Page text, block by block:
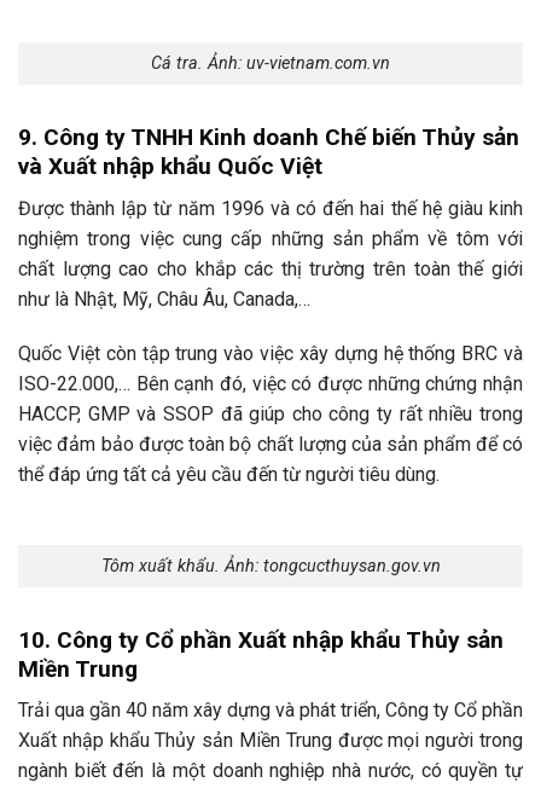
Cá tra. Ảnh: uv-vietnam.com.vn
9. Công ty TNHH Kinh doanh Chế biến Thủy sản
và Xuất nhập khẩu Quốc Việt
Được thành lập từ năm 1996 và có đến hai thế hệ giàu kinh
nghiệm trong việc cung cấp những sản phẩm về tôm với
chất lượng cao cho khắp các thị trường trên toàn thế giới
như là Nhật, Mỹ, Châu Âu, Canada,…
Quốc Việt còn tập trung vào việc xây dựng hệ thống BRC và
ISO-22.000,… Bên cạnh đó, việc có được những chứng nhận
HACCP, GMP và SSOP đã giúp cho công ty rất nhiều trong
việc đảm bảo được toàn bộ chất lượng của sản phẩm để có
thể đáp ứng tất cả yêu cầu đến từ người tiêu dùng.
Tôm xuất khẩu. Ảnh: tongcucthuysan.gov.vn
10. Công ty Cổ phần Xuất nhập khẩu Thủy sản
Miền Trung
Trải qua gần 40 năm xây dựng và phát triển, Công ty Cổ phần
Xuất nhập khẩu Thủy sản Miền Trung được mọi người trong
ngành biết đến là một doanh nghiệp nhà nước, có quyền tự